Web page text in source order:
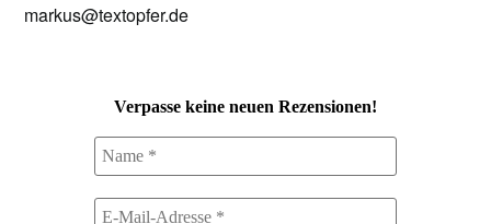
markus@textopfer.de
Verpasse keine neuen Rezensionen!